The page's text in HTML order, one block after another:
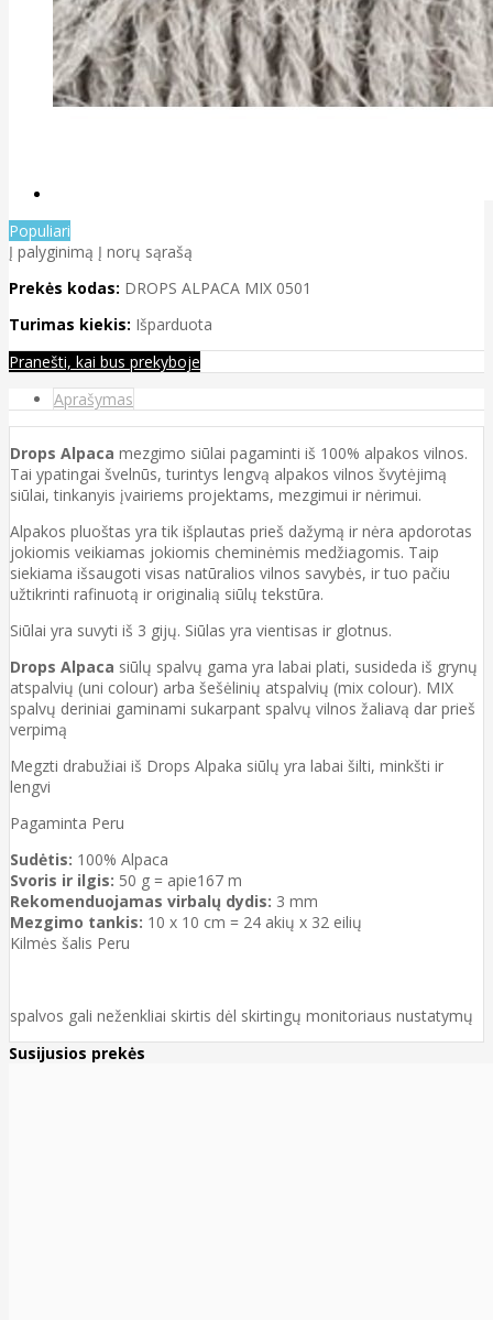
Populiari
Į palyginimą Į norų sąrašą
Prekės kodas: DROPS ALPACA MIX 0501
Turimas kiekis: Išparduota
Pranešti, kai bus prekyboje
Aprašymas
Drops Alpaca mezgimo siūlai pagaminti iš 100% alpakos vilnos.
Tai ypatingai švelnūs, turintys lengvą alpakos vilnos švytėjimą
siūlai, tinkanyis įvairiems projektams, mezgimui ir nėrimui.
Alpakos pluoštas yra tik išplautas prieš dažymą ir nėra apdorotas
jokiomis veikiamas jokiomis cheminėmis medžiagomis. Taip
siekiama išsaugoti visas natūralios vilnos savybės, ir tuo pačiu
užtikrinti rafinuotą ir originalią siūlų tekstūra.
Siūlai yra suvyti iš 3 gijų. Siūlas yra vientisas ir glotnus.
Drops Alpaca siūlų spalvų gama yra labai plati, susideda iš grynų
atspalvių (uni colour) arba šešėlinių atspalvių (mix colour). MIX
spalvų deriniai gaminami sukarpant spalvų vilnos žaliavą dar prieš
verpimą
Megzti drabužiai iš Drops Alpaka siūlų yra labai šilti, minkšti ir
lengvi
Pagaminta Peru
Sudėtis: 100% Alpaca
Svoris ir ilgis: 50 g = apie167 m
Rekomenduojamas virbalų dydis: 3 mm
Mezgimo tankis: 10 x 10 cm = 24 akių x 32 eilių
Kilmės šalis Peru
spalvos gali neženkliai skirtis dėl skirtingų monitoriaus nustatymų
Susijusios prekės